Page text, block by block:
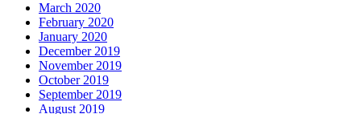
March 2020
February 2020
January 2020
December 2019
November 2019
October 2019
September 2019
August 2019